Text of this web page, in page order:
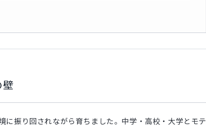
壁
振り回されながら育ちました。中学・高校・大学とモテ